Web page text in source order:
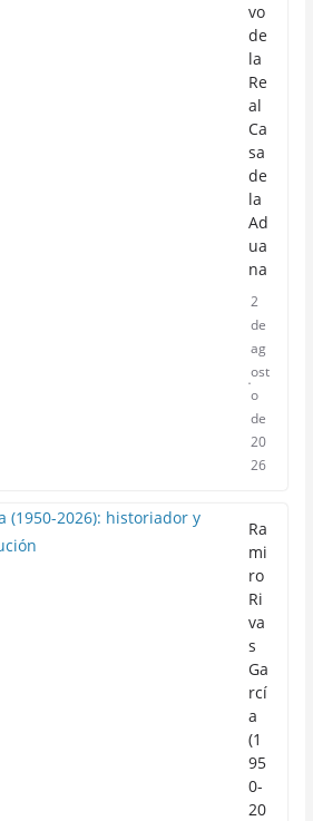
vo
de
la
Re
al
Ca
sa
de
la
Ad
ua
na
2
de
ag
ost
o
de
20
26
Ra
mi
ro
Ri
va
s
Ga
rcí
a
(1
95
0-
20